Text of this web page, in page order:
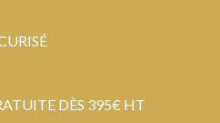
DÈS 395€ HT